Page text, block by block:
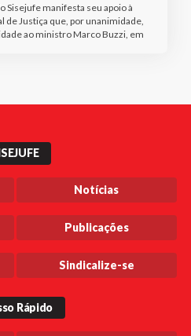
Sisejufe manifesta seu apoio à
de Justiça que, por unanimidade,
ao ministro Marco Buzzi, em
Notícias
Publicações
Sindicalize-se
Rápido